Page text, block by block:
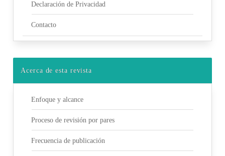
Declaración de Privacidad
Contacto
Acerca de esta revista
Enfoque y alcance
Proceso de revisión por pares
Frecuencia de publicación